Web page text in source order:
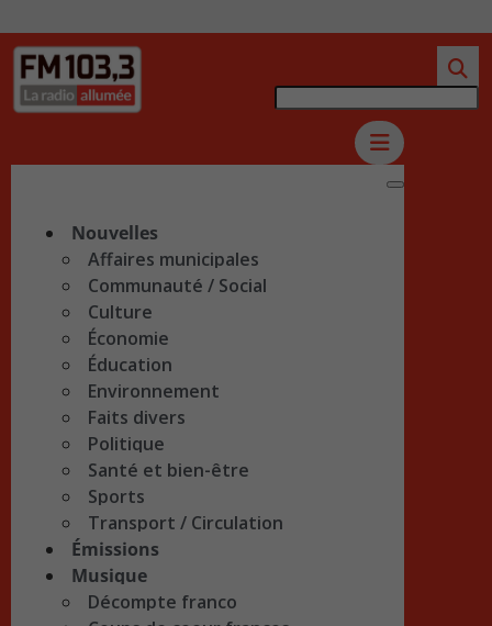
Nouvelles
Affaires municipales
Communauté / Social
Culture
Économie
Éducation
Environnement
Faits divers
Politique
Santé et bien-être
Sports
Transport / Circulation
Émissions
Musique
Décompte franco